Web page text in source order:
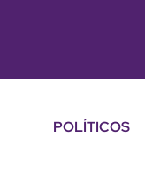
POLÍTICOS